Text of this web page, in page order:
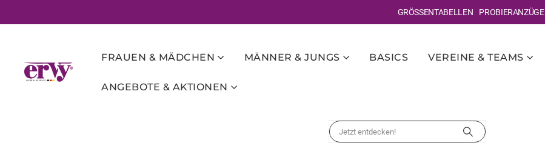
GRÖSSENTABELLEN PROBIERANZÜGE
FRAUEN & MÄDCHEN MÄNNER & JUNGS BASICS VEREINE & TEAMS
ANGEBOTE & AKTIONEN